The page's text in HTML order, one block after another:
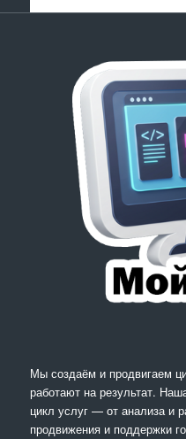
Мы создаём и продвигаем
работают на результат.
цикл услуг — от анализа и
продвижения и поддержки